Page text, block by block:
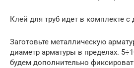
Клей для труб идет в комплекте
Заготовьте металлическую
диаметр арматуры в пределах.
будем дополнительно